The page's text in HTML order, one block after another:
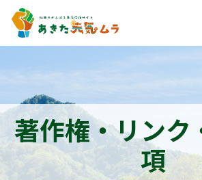
著作権・リンク
項